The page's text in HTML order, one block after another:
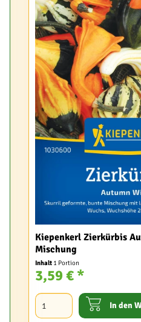
Kiepenkerl Zierkürbis
Mischung
Inhalt 1 Portion
3,59 € *
In den